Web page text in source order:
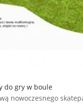
do gry w boule
nowoczesnego